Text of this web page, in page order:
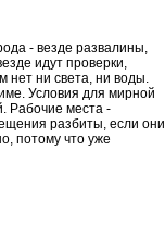
- везде развалины,
идут проверки,
ни света, ни воды.
Условия для мирной
Рабочие места -
разбиты, если они
потому что уже